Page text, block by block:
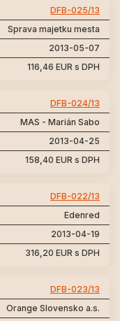
DFB-025/13
Sprava majetku mesta
2013-05-07
116,46 EUR s DPH
DFB-024/13
MAS - Marián Sabo
2013-04-25
158,40 EUR s DPH
DFB-022/13
Edenred
2013-04-19
316,20 EUR s DPH
DFB-023/13
Orange Slovensko a.s.